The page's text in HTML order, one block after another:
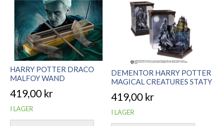
HARRY POTTER DRACO
MALFOY WAND
419,00 kr
I LAGER
DEMENTOR HARRY POTTER
MAGICAL CREATURES STATY
419,00 kr
I LAGER